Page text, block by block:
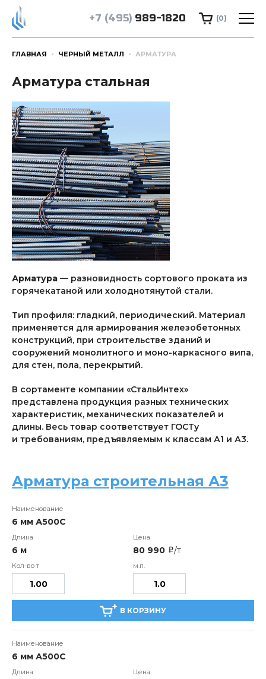
+7 (495) 989-1820 (0)
ГЛАВНАЯ ЧЕРНЫЙ МЕТАЛЛ АРМАТУРА
Арматура стальная
Арматура — разновидность сортового проката из
горячекатаной или холоднотянутой стали.
Тип профиля: гладкий, периодический. Материал
применяется для армирования железобетонных
конструкций, при строительстве зданий и
сооружений монолитного и моно-каркасного випа,
для стен, пола, перекрытий.
В сортаменте компании «СтальИнтех»
представлена продукция разных технических
характеристик, механических показателей и
длины. Весь товар соответствует ГОСТу
и требованиям, предъявляемым к классам А1 и А3.
Арматура строительная А3
6 мм А500С
6 м 80 990 i/т
В КОРЗИНУ
6 мм А500С